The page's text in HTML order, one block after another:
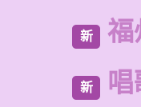
新 福
新